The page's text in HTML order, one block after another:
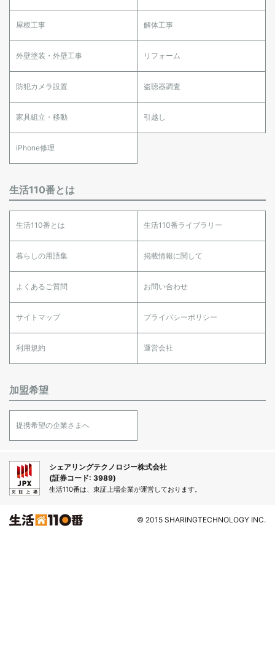
屋根工事 解体工事
外壁塗装・外壁工事 リフォーム
防犯カメラ設置 盗聴器調査
家具組立・移動 引越し
iPhone修理
生活110番とは
生活110番とは 生活110番ライブラリー
暮らしの用語集 掲載情報に関して
よくあるご質問 お問い合わせ
サイトマップ プライバシーポリシー
利用規約 運営会社
加盟希望
提携希望の企業さまへ
シェアリングテクノロジー株式会社
(証券コード: 3989)
生活110番は、東証上場企業が運営しております。
© 2015 SHARINGTECHNOLOGY INC.